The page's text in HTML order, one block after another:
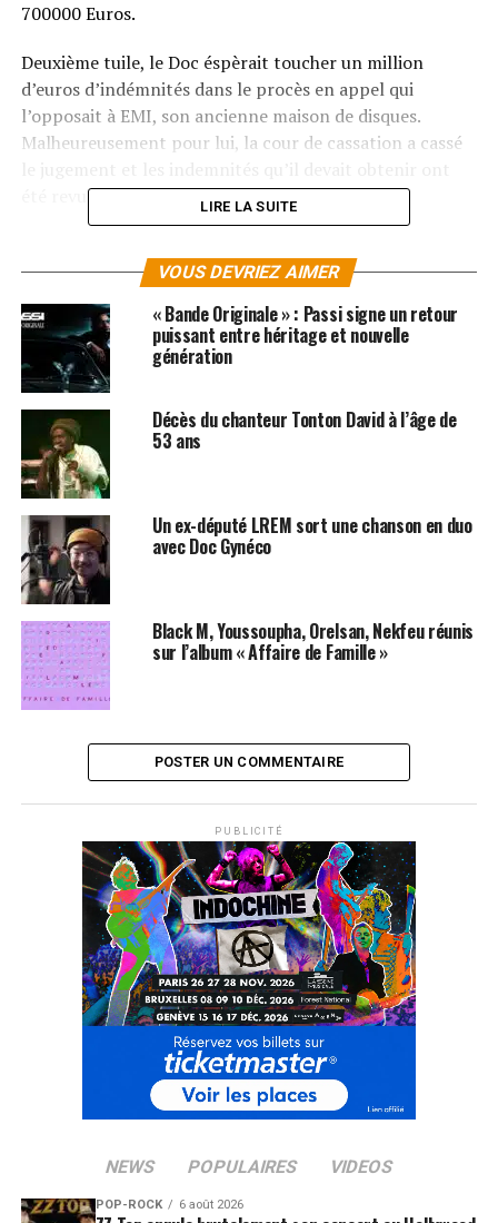
700000 Euros.
Deuxième tuile, le Doc éspèrait toucher un million
d’euros d’indémnités dans le procès en appel qui
l’opposait à EMI, son ancienne maison de disques.
Malheureusement pour lui, la cour de cassation a cassé
été revues à la baisse.
fait un petit passage par le Pôle emploi d’Auteuil le 17
février dernier pour allé récupérer le montant de son
indemnité chômage. Il semblerait que le chanteur
devrait toucher 83,31 euros par jours jusqu’au 24
octobre 2010. Par conséquent, s’il ne bosse pas jusqu’à
cette date, il devrait toucher un total de 20 244,33
Euros. Point positif… ses détracteurs n’auront pas à
supporter de nouvelles chansons ou des dates de
concerts dans leurs régions !
SUJETS ASSOCIÉS: DOC GYNÉCO
LIRE LA SUITE
VOUS DEVRIEZ AIMER
« Bande Originale » : Passi signe un retour
puissant entre héritage et nouvelle
génération
Décès du chanteur Tonton David à l’âge de
53 ans
Un ex-député LREM sort une chanson en duo
avec Doc Gynéco
Black M, Youssoupha, Orelsan, Nekfeu réunis
sur l’album « Affaire de Famille »
POSTER UN COMMENTAIRE
PUBLICITÉ
NEWS POPULAIRES VIDEOS
POP-ROCK 6 août 2026